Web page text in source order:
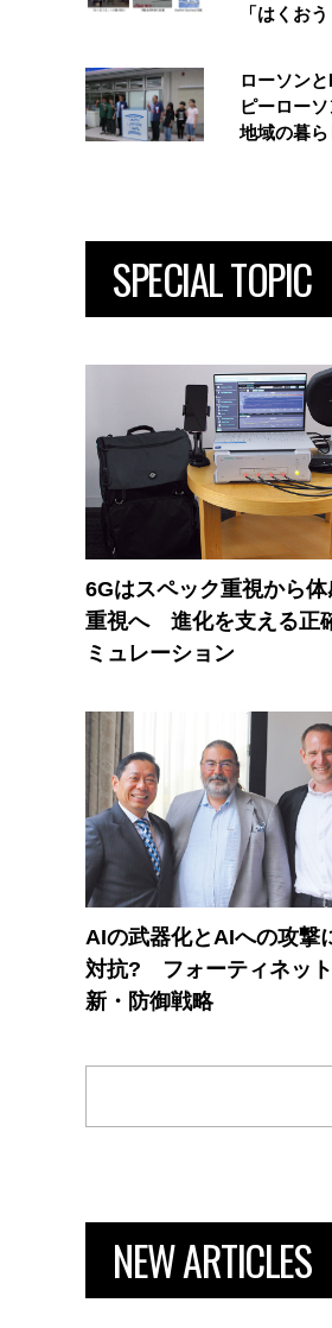
「はくお
ローソン
ピーロー
地域の暮
SPECIAL TOPIC
6Gはスペック重視から
重視へ 進化を支える正
ミュレーション
AIの武器化とAIへの攻撃
対抗? フォーティネット
新・防御戦略
NEW ARTICLES